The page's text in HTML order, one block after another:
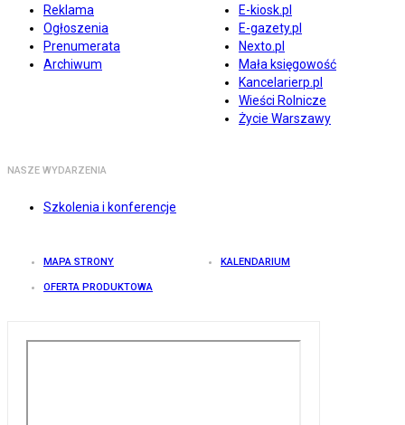
Reklama
Ogłoszenia
Prenumerata
Archiwum
E-kiosk.pl
E-gazety.pl
Nexto.pl
Mała księgowość
Kancelarierp.pl
Wieści Rolnicze
Życie Warszawy
NASZE WYDARZENIA
Szkolenia i konferencje
MAPA STRONY KALENDARIUM
OFERTA PRODUKTOWA